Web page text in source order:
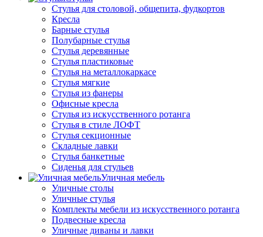
Стулья для столовой, общепита, фудкортов
Кресла
Барные стулья
Полубарные стулья
Стулья деревянные
Стулья пластиковые
Стулья на металлокаркасе
Стулья мягкие
Стулья из фанеры
Офисные кресла
Стулья из искусственного ротанга
Стулья в стиле ЛОФТ
Стулья секционные
Складные лавки
Стулья банкетные
Сиденья для стульев
Уличная мебель
Уличные столы
Уличные стулья
Комплекты мебели из искусственного ротанга
Подвесные кресла
Уличные диваны и лавки